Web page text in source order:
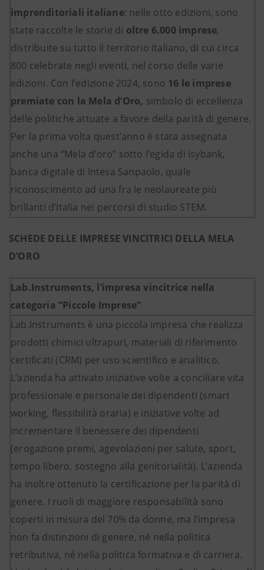
imprenditoriali italiane: nelle otto edizioni, sono
state raccolte le storie di oltre 6.000 imprese,
distribuite su tutto il territorio italiano, di cui circa
800 celebrate negli eventi, nel corso delle varie
edizioni. Con l’edizione 2024, sono 16 le imprese
premiate con la Mela d’Oro, simbolo di eccellenza
delle politiche attuate a favore della parità di genere.
Per la prima volta quest’anno è stata assegnata
anche una “Mela d’oro” sotto l’egida di isybank,
banca digitale di Intesa Sanpaolo, quale
riconoscimento ad una fra le neolaureate più
brillanti d’Italia nei percorsi di studio STEM.
SCHEDE DELLE IMPRESE VINCITRICI DELLA MELA
D’ORO
Lab.Instruments, l’impresa vincitrice nella
categoria “Piccole Imprese”
Lab.Instruments è una piccola impresa che realizza
prodotti chimici ultrapuri, materiali di riferimento
certificati (CRM) per uso scientifico e analitico.
L’azienda ha attivato iniziative volte a conciliare vita
professionale e personale dei dipendenti (smart
working, flessibilità oraria) e iniziative volte ad
incrementare il benessere dei dipendenti
(erogazione premi, agevolazioni per salute, sport,
tempo libero, sostegno alla genitorialità). L’azienda
ha inoltre ottenuto la certificazione per la parità di
genere. I ruoli di maggiore responsabilità sono
coperti in misura del 70% da donne, ma l’impresa
non fa distinzioni di genere, né nella politica
retributiva, né nella politica formativa e di carriera.